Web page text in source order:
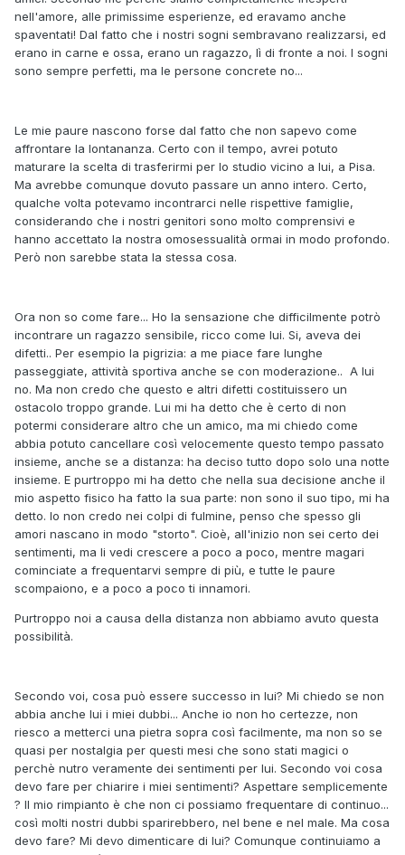
nell'amore, alle primissime esperienze, ed eravamo anche
spaventati! Dal fatto che i nostri sogni sembravano realizzarsi, ed
erano in carne e ossa, erano un ragazzo, lì di fronte a noi. I sogni
sono sempre perfetti, ma le persone concrete no...
Le mie paure nascono forse dal fatto che non sapevo come
affrontare la lontananza. Certo con il tempo, avrei potuto
maturare la scelta di trasferirmi per lo studio vicino a lui, a Pisa.
Ma avrebbe comunque dovuto passare un anno intero. Certo,
qualche volta potevamo incontrarci nelle rispettive famiglie,
considerando che i nostri genitori sono molto comprensivi e
hanno accettato la nostra omosessualità ormai in modo profondo.
Però non sarebbe stata la stessa cosa.
Ora non so come fare... Ho la sensazione che difficilmente potrò
incontrare un ragazzo sensibile, ricco come lui. Si, aveva dei
difetti.. Per esempio la pigrizia: a me piace fare lunghe
passeggiate, attività sportiva anche se con moderazione.. A lui
no. Ma non credo che questo e altri difetti costituissero un
ostacolo troppo grande. Lui mi ha detto che è certo di non
potermi considerare altro che un amico, ma mi chiedo come
abbia potuto cancellare così velocemente questo tempo passato
insieme, anche se a distanza: ha deciso tutto dopo solo una notte
insieme. E purtroppo mi ha detto che nella sua decisione anche il
mio aspetto fisico ha fatto la sua parte: non sono il suo tipo, mi ha
detto. Io non credo nei colpi di fulmine, penso che spesso gli
amori nascano in modo "storto". Cioè, all'inizio non sei certo dei
sentimenti, ma li vedi crescere a poco a poco, mentre magari
cominciate a frequentarvi sempre di più, e tutte le paure
scompaiono, e a poco a poco ti innamori.
Purtroppo noi a causa della distanza non abbiamo avuto questa
possibilità.
Secondo voi, cosa può essere successo in lui? Mi chiedo se non
abbia anche lui i miei dubbi... Anche io non ho certezze, non
riesco a metterci una pietra sopra così facilmente, ma non so se
quasi per nostalgia per questi mesi che sono stati magici o
perchè nutro veramente dei sentimenti per lui. Secondo voi cosa
devo fare per chiarire i miei sentimenti? Aspettare semplicemente
? Il mio rimpianto è che non ci possiamo frequentare di continuo...
così molti nostri dubbi sparirebbero, nel bene e nel male. Ma cosa
devo fare? Mi devo dimenticare di lui? Comunque continuiamo a